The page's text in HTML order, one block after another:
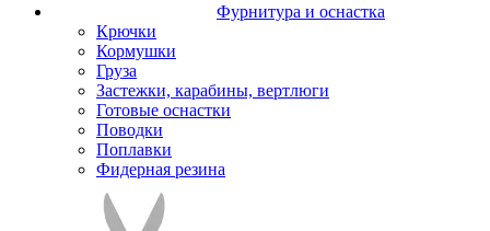
Фурнитура и оснастка
Крючки
Кормушки
Груза
Застежки, карабины, вертлюги
Готовые оснастки
Поводки
Поплавки
Фидерная резина